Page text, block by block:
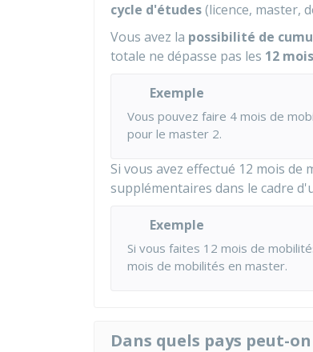
cycle d'études(licence, master,
Vous avez la possibilité de
totale ne dépasse pas les 12
Exemple
Vous pouvez faire 4 mois de
pour le master 2.
Si vous avez effectué 12 mois
supplémentaires dans le cadre
Exemple
Si vous faites 12 mois de
mois de mobilités en master.
Dans quels pays peut-